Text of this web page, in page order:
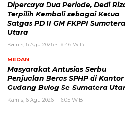
Dipercaya Dua Periode, Dedi
Terpilih Kembali sebagai Ketua
Satgas PD II GM FKPPI Sumatera
Utara
Kamis, 6 Agu 2026 - 18:46 WIB
MEDAN
Masyarakat Antusias Serbu
Penjualan Beras SPHP di
Gudang Bulog Se-Sumatera
Kamis, 6 Agu 2026 - 16:05 WIB